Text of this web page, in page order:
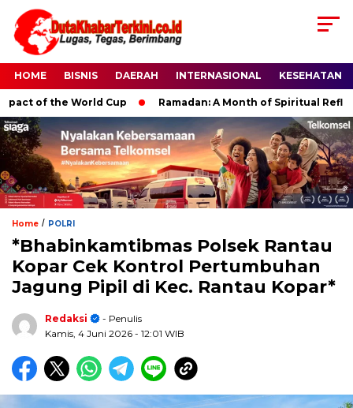
HOME BISNIS DAERAH INTERNASIONAL KESEHATAN
of the World Cup Ramadan: A Month of Spiritual
Home / POLRI
*Bhabinkamtibmas Polsek Rantau
Kopar Cek Kontrol Pertumbuhan
Jagung Pipil di Kec. Rantau Kopar*
Redaksi
- Penulis
Kamis, 4 Juni 2026 - 12:01 WIB